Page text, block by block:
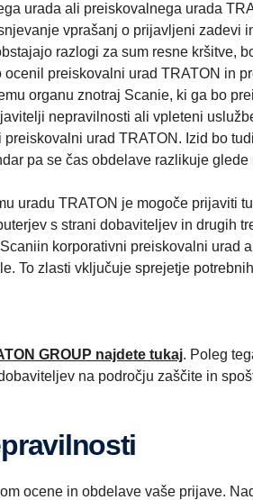
urada ali preiskovalnega urada
vprašanj o prijavljeni zadevi
razlogi za sum resne kršitve,
preiskovalni urad TRATON in
organu znotraj Scanie, ki ga bo
nepravilnosti ali vpleteni
urad TRATON. Izid bo
pa se čas obdelave razlikuje glede
uradu TRATON je mogoče prijaviti
s strani dobaviteljev in drugih
korporativni preiskovalni urad
To zlasti vključuje sprejetje
GROUP najdete tukaj. Poleg
na področju zaščite in
ocene in obdelave vaše prijave.